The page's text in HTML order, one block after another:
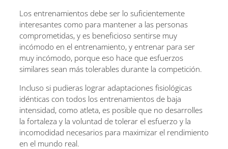
Los entrenamientos debe ser lo suficientemente
interesantes como para mantener a las personas
comprometidas, y es beneficioso sentirse muy
incómodo en el entrenamiento, y entrenar para ser
muy incómodo, porque eso hace que esfuerzos
similares sean más tolerables durante la competición.
Incluso si pudieras lograr adaptaciones fisiológicas
idénticas con todos los entrenamientos de baja
intensidad, como atleta, es posible que no desarrolles
la fortaleza y la voluntad de tolerar el esfuerzo y la
incomodidad necesarios para maximizar el rendimiento
en el mundo real.